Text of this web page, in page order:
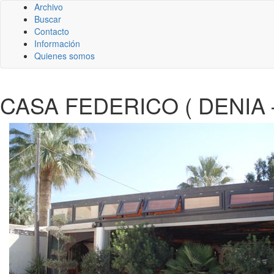
Archivo
Buscar
Contacto
Información
Quienes somos
CASA FEDERICO ( DENIA